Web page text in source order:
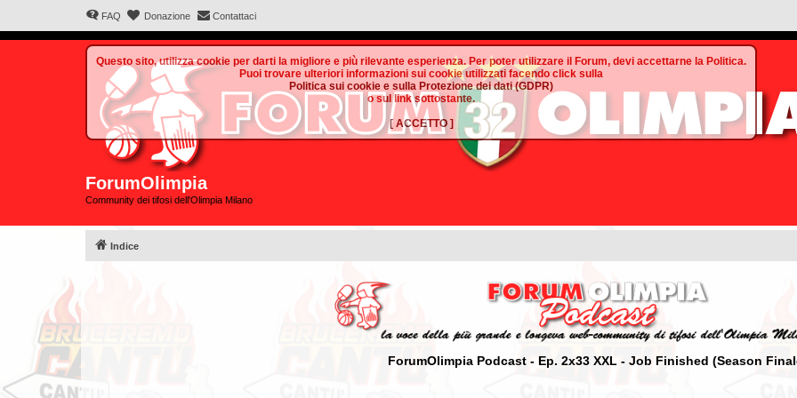
FAQ Donazione Contattaci
ForumOlimpia
Community dei tifosi dell'Olimpia Milano
Indice
ForumOlimpia Podcast - Ep. 2x33 XXL - Job Finished (Season
Questo sito, utilizza cookie per darti la migliore e più rilevante esperienza. Per poter utilizzare il Forum, devi accettarne la Politica.
Puoi trovare ulteriori informazioni sui cookie utilizzati facendo click sulla
Politica sui cookie e sulla Protezione dei dati (GDPR)
o sul link sottostante.
[ ACCETTO]